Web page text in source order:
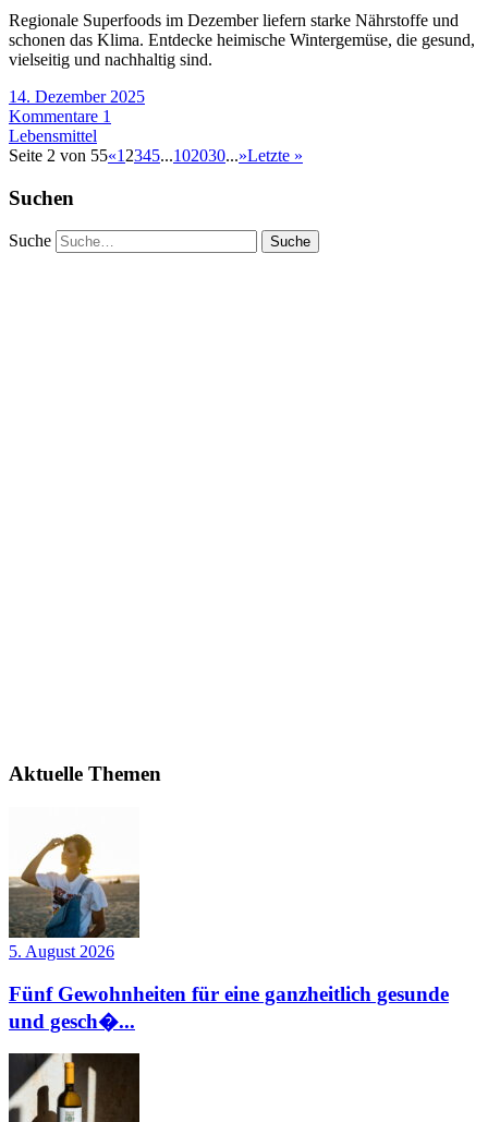
Regionale Superfoods im Dezember liefern starke Nährstoffe und
schonen das Klima. Entdecke heimische Wintergemüse, die gesund,
vielseitig und nachhaltig sind.
14. Dezember 2025
Kommentare 1
Lebensmittel
Seite 2 von 55«1 2345...102030...»Letzte »
Suchen
Suche
Aktuelle Themen
5. August 2026
Fünf Gewohnheiten für eine ganzheitlich gesunde
und gesch�...